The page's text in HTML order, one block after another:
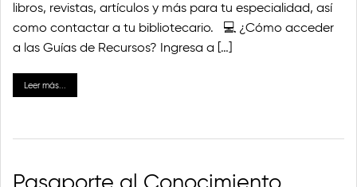
libros, revistas, artículos y más para tu especialidad, así
como contactar a tu bibliotecario. 💻 ¿Cómo acceder
a las Guías de Recursos? Ingresa a […]
Leer más...